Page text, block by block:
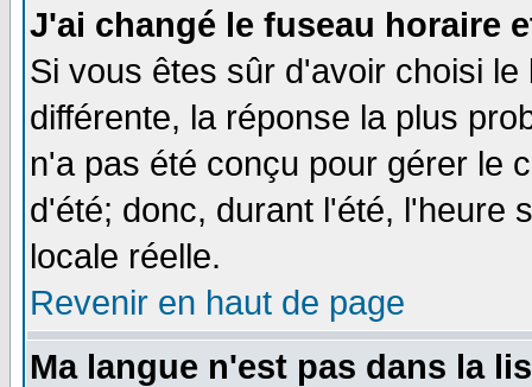
J'ai changé le fuseau horaire
Si vous êtes sûr d'avoir choisi
différente, la réponse la plus
n'a pas été conçu pour gérer le
d'été; donc, durant l'été, l'heure
locale réelle.
Revenir en haut de page
Ma langue n'est pas dans la